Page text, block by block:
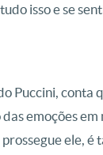
isso e se
Puccini, conta
emoções em
ele, é